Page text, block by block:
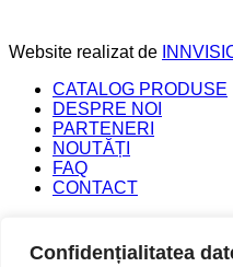
Confidențialitatea
Website realizat de
CATALOG PRODUSE
DESPRE NOI
PARTENERI
NOUTĂȚI
FAQ
CONTACT
rezervate.